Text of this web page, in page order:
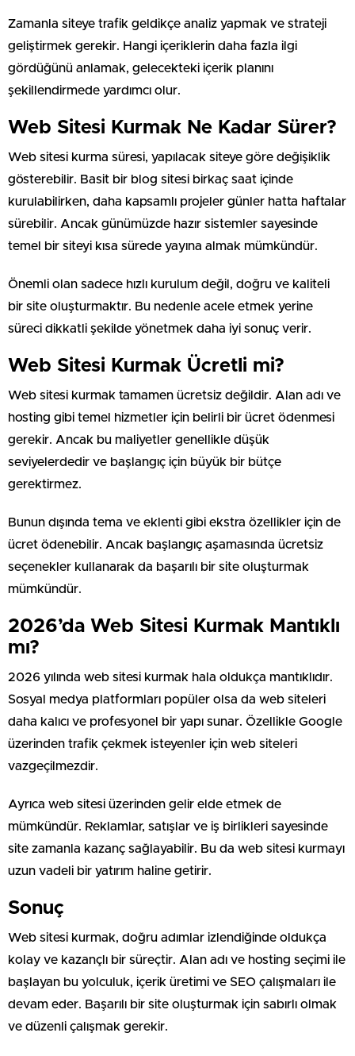
Zamanla siteye trafik geldikçe analiz yapmak ve strateji
geliştirmek gerekir. Hangi içeriklerin daha fazla ilgi
gördüğünü anlamak, gelecekteki içerik planını
şekillendirmede yardımcı olur.
Web Sitesi Kurmak Ne Kadar Sürer?
Web sitesi kurma süresi, yapılacak siteye göre değişiklik
gösterebilir. Basit bir blog sitesi birkaç saat içinde
kurulabilirken, daha kapsamlı projeler günler hatta haftalar
sürebilir. Ancak günümüzde hazır sistemler sayesinde
temel bir siteyi kısa sürede yayına almak mümkündür.
Önemli olan sadece hızlı kurulum değil, doğru ve kaliteli
bir site oluşturmaktır. Bu nedenle acele etmek yerine
süreci dikkatli şekilde yönetmek daha iyi sonuç verir.
Web Sitesi Kurmak Ücretli mi?
Web sitesi kurmak tamamen ücretsiz değildir. Alan adı ve
hosting gibi temel hizmetler için belirli bir ücret ödenmesi
gerekir. Ancak bu maliyetler genellikle düşük
seviyelerdedir ve başlangıç için büyük bir bütçe
gerektirmez.
Bunun dışında tema ve eklenti gibi ekstra özellikler için de
ücret ödenebilir. Ancak başlangıç aşamasında ücretsiz
seçenekler kullanarak da başarılı bir site oluşturmak
mümkündür.
2026’da Web Sitesi Kurmak Mantıklı
mı?
2026 yılında web sitesi kurmak hala oldukça mantıklıdır.
Sosyal medya platformları popüler olsa da web siteleri
daha kalıcı ve profesyonel bir yapı sunar. Özellikle Google
üzerinden trafik çekmek isteyenler için web siteleri
vazgeçilmezdir.
Ayrıca web sitesi üzerinden gelir elde etmek de
mümkündür. Reklamlar, satışlar ve iş birlikleri sayesinde
site zamanla kazanç sağlayabilir. Bu da web sitesi kurmayı
uzun vadeli bir yatırım haline getirir.
Sonuç
Web sitesi kurmak, doğru adımlar izlendiğinde oldukça
kolay ve kazançlı bir süreçtir. Alan adı ve hosting seçimi ile
başlayan bu yolculuk, içerik üretimi ve SEO çalışmaları ile
devam eder. Başarılı bir site oluşturmak için sabırlı olmak
ve düzenli çalışmak gerekir.